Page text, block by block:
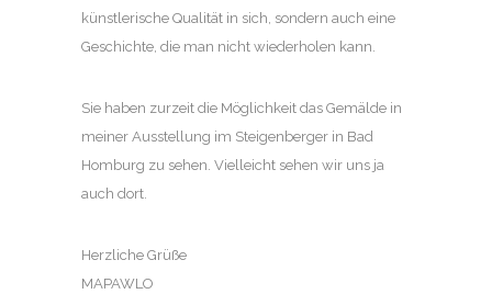
künstlerische Qualität in sich, sondern auch eine
Geschichte, die man nicht wiederholen kann.
Sie haben zurzeit die Möglichkeit das Gemälde in
meiner Ausstellung im Steigenberger in Bad
Homburg zu sehen. Vielleicht sehen wir uns ja
auch dort.
Herzliche Grüße
MAPAWLO